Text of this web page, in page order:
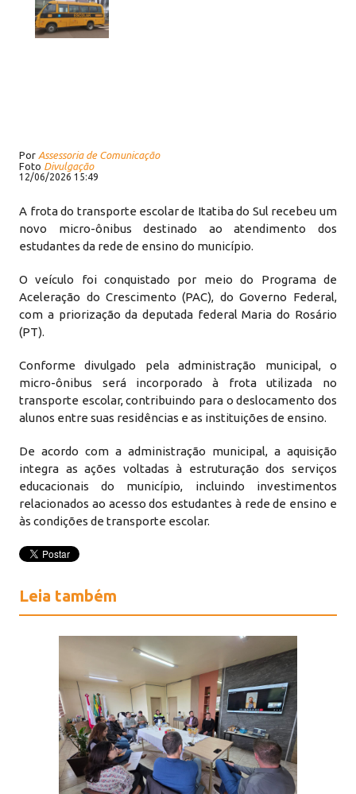
Por Assessoria de Comunicação
Foto Divulgação
12/06/2026 15:49
A frota do transporte escolar de Itatiba do Sul recebeu um
novo micro-ônibus destinado ao atendimento dos
estudantes da rede de ensino do município.
O veículo foi conquistado por meio do Programa de
Aceleração do Crescimento (PAC), do Governo Federal,
com a priorização da deputada federal Maria do Rosário
(PT).
Conforme divulgado pela administração municipal, o
micro-ônibus será incorporado à frota utilizada no
transporte escolar, contribuindo para o deslocamento dos
alunos entre suas residências e as instituições de ensino.
De acordo com a administração municipal, a aquisição
integra as ações voltadas à estruturação dos serviços
educacionais do município, incluindo investimentos
relacionados ao acesso dos estudantes à rede de ensino e
às condições de transporte escolar.
Leia também